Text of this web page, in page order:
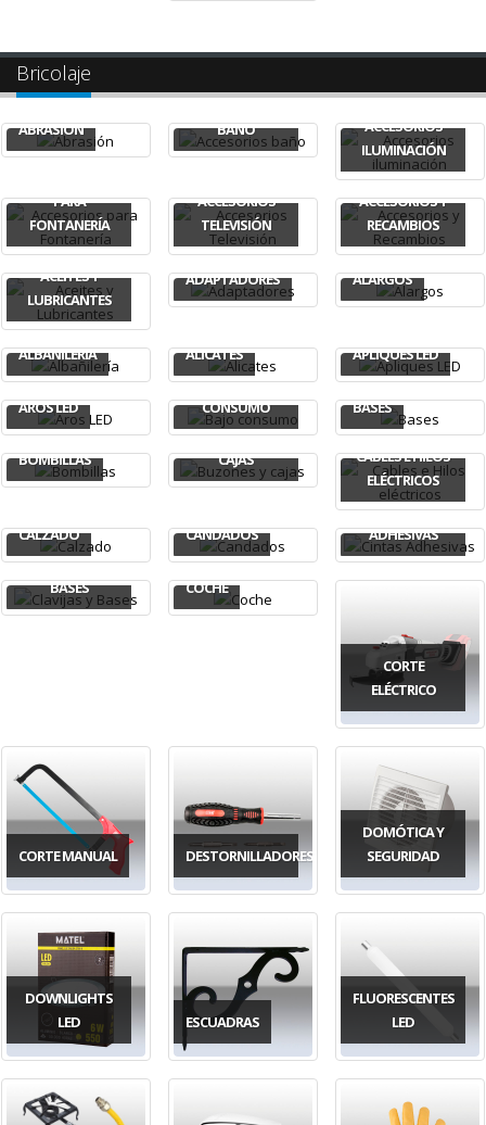
Bricolaje
ABRASIÓN
BAÑO
ACCESORIOS
ILUMINACIÓN
PARA
FONTANERÍA
ACCESORIOS
TELEVISIÓN
ACCESORIOS Y
RECAMBIOS
ACEITES Y
LUBRICANTES
ADAPTADORES ALARGOS
ALBAÑILERÍA ALICATES APLIQUES LED
AROS LED
BAJO
CONSUMO
BASES
BOMBILLAS
BUZONES Y
CAJAS
CABLES E HILOS
ELÉCTRICOS
CALZADO CANDADOS
CINTAS
ADHESIVAS
CLAVIJAS Y
BASES
COCHE
CORTE
ELÉCTRICO
CORTE MANUAL DESTORNILLADORES
DOMÓTICA Y
SEGURIDAD
DOWNLIGHTS
LED
ESCUADRAS
FLUORESCENTES
LED